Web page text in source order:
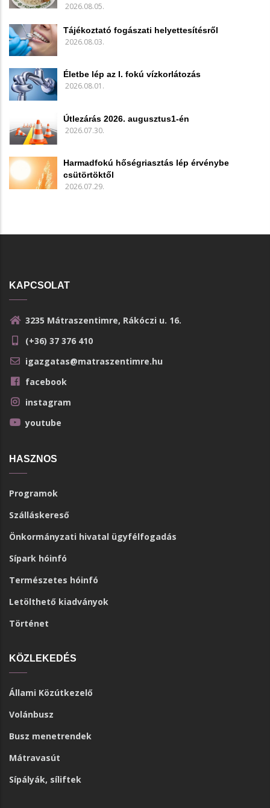
2026.08.05.
Tájékoztató fogászati helyettesítésről
2026.08.03.
Életbe lép az I. fokú vízkorlátozás
2026.08.01.
Útlezárás 2026. augusztus1-én
2026.07.30.
Harmadfokú hőségriasztás lép érvénybe
csütörtöktől
2026.07.29.
KAPCSOLAT
3235 Mátraszentimre, Rákóczi u. 16.
(+36) 37 376 410
igazgatas@matraszentimre.hu
facebook
instagram
youtube
HASZNOS
Programok
Szálláskereső
Önkormányzati hivatal ügyfélfogadás
Sípark hóinfó
Természetes hóinfó
Letölthető kiadványok
Történet
KÖZLEKEDÉS
Állami Közútkezelő
Volánbusz
Busz menetrendek
Mátravasút
Sípályák, síliftek